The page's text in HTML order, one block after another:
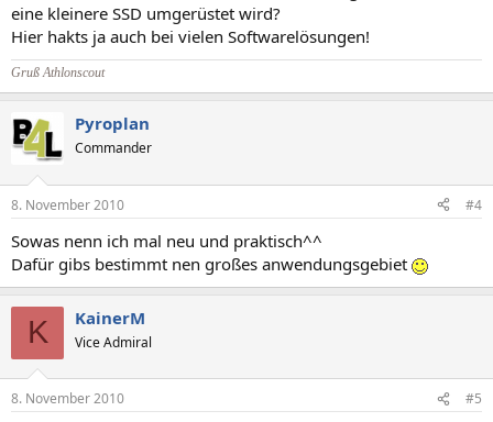
eine kleinere SSD umgerüstet wird?
Hier hakts ja auch bei vielen Softwarelösungen!
Gruß Athlonscout
Pyroplan
Commander
8. November 2010 #4
Sowas nenn ich mal neu und praktisch^^
Dafür gibs bestimmt nen großes anwendungsgebiet
K KainerM
Vice Admiral
8. November 2010 #5